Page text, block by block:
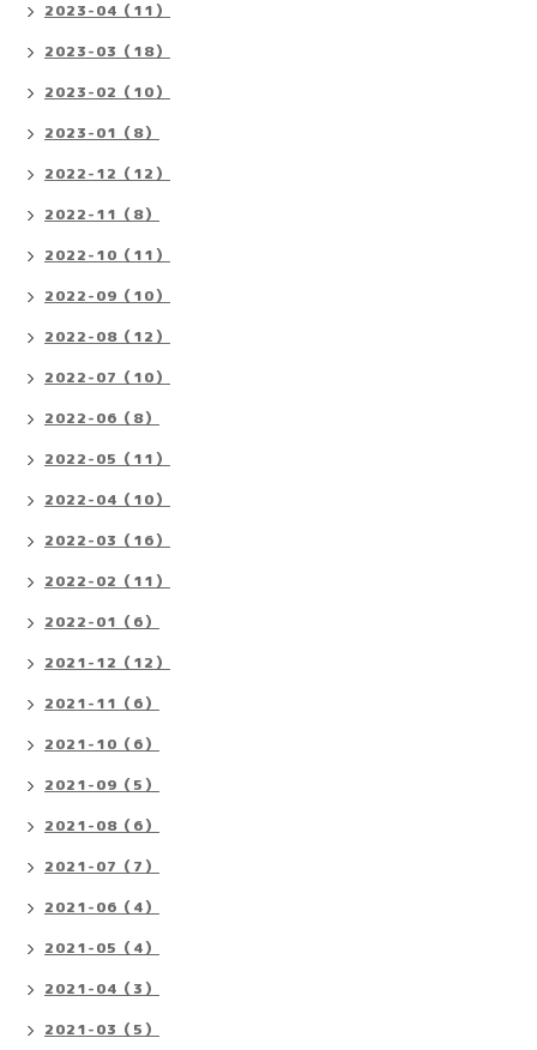
2023-04（11）
2023-03（18）
2023-02（10）
2023-01（8）
2022-12（12）
2022-11（8）
2022-10（11）
2022-09（10）
2022-08（12）
2022-07（10）
2022-06（8）
2022-05（11）
2022-04（10）
2022-03（16）
2022-02（11）
2022-01（6）
2021-12（12）
2021-11（6）
2021-10（6）
2021-09（5）
2021-08（6）
2021-07（7）
2021-06（4）
2021-05（4）
2021-04（3）
2021-03（5）